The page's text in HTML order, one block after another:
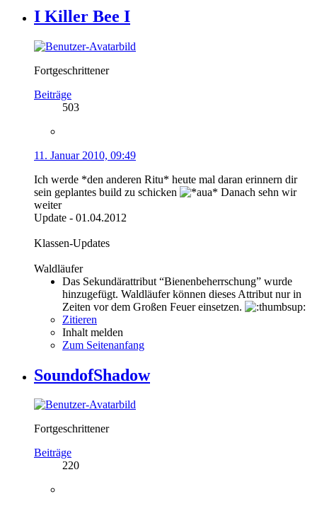
I Killer Bee I
Fortgeschrittener
Beiträge
503
11. Januar 2010, 09:49
Ich werde *den anderen Ritu* heute mal daran erinnern dir
sein geplantes build zu schicken
Danach sehn wir
weiter
Update - 01.04.2012
Klassen-Updates
Waldläufer
Das Sekundärattribut “Bienenbeherrschung” wurde
hinzugefügt. Waldläufer können dieses Attribut nur in
Zeiten vor dem Großen Feuer einsetzen.
Zitieren
Inhalt melden
Zum Seitenanfang
SoundofShadow
Fortgeschrittener
Beiträge
220